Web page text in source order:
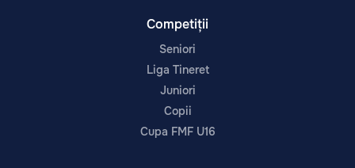
Competiții
Seniori
Liga Tineret
Juniori
Copii
Cupa FMF U16